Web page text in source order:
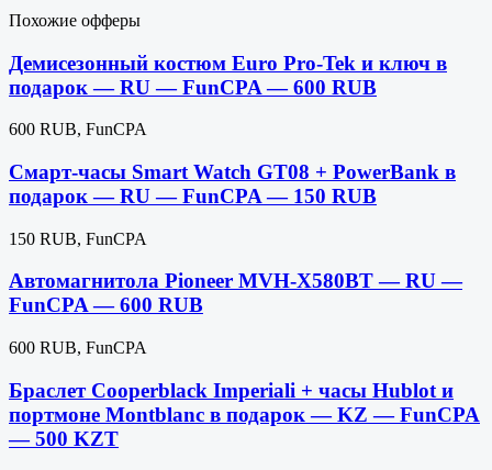
Похожие офферы
Демисезонный костюм Euro Pro-Tek и ключ в
подарок — RU — FunCPA — 600 RUB
600 RUB, FunCPA
Смарт-часы Smart Watch GT08 + PowerBank в
подарок — RU — FunCPA — 150 RUB
150 RUB, FunCPA
Автомагнитола Pioneer MVH-X580BT — RU —
FunCPA — 600 RUB
600 RUB, FunCPA
Браслет Cooperblack Imperiali + часы Hublot и
портмоне Montblanc в подарок — KZ — FunCPA
— 500 KZT